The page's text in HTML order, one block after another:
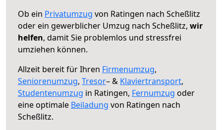
Ob ein Privatumzug von Ratingen nach Scheßlitz
oder ein gewerblicher Umzug nach Scheßlitz, wir
helfen, damit Sie problemlos und stressfrei
umziehen können.
Allzeit bereit für Ihren Firmenumzug,
Seniorenumzug, Tresor– & Klaviertransport,
Studentenumzug in Ratingen, Fernumzug oder
eine optimale Beiladung von Ratingen nach
Scheßlitz.